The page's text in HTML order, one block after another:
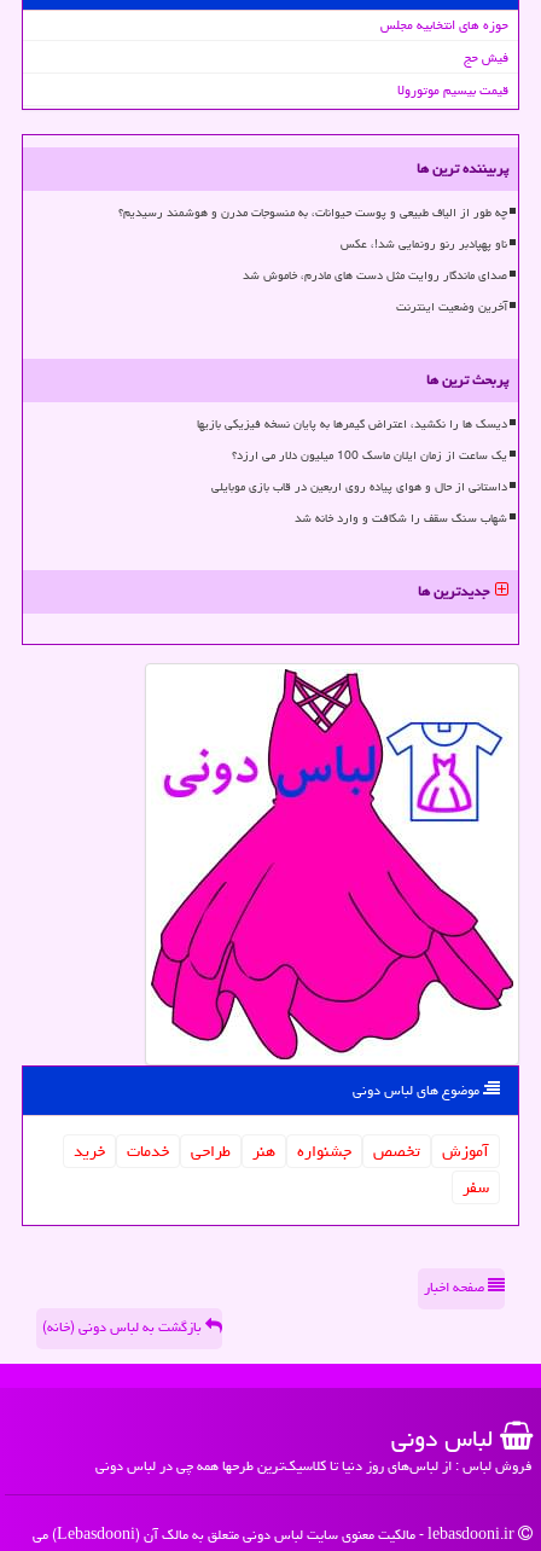
حوزه های انتخابیه مجلس
فیش حج
قیمت بیسیم موتورولا
پربیننده ترین ها
چه طور از الیاف طبیعی و پوست حیوانات، به منسوجات مدرن و هوشمند رسیدیم؟
ناو پهپادبر رنو رونمایی شد!، عکس
صدای ماندگار روایت مثل دست های مادرم، خاموش شد
آخرین وضعیت اینترنت
پربحث ترین ها
دیسک ها را نکشید، اعتراض گیمرها به پایان نسخه فیزیکی بازیها
یک ساعت از زمان ایلان ماسک 100 میلیون دلار می ارزد؟
داستانی از حال و هوای پیاده روی اربعین در قاب بازی موبایلی
شهاب سنگ سقف را شکافت و وارد خانه شد
جدیدترین ها
موضوع های لباس دونی
آموزش تخصص جشنواره هنر طراحی خدمات
خرید
سفر
صفحه اخبار
بازگشت به لباس دونی (خانه)
لباس دونی
فروش لباس : از لباس‌های روز دنیا تا کلاسیک‌ترین طرحها همه چی در لباس دونی
lebasdooni.ir - مالکیت معنوی سایت لباس دونی متعلق به مالک آن (Lebasdooni) می